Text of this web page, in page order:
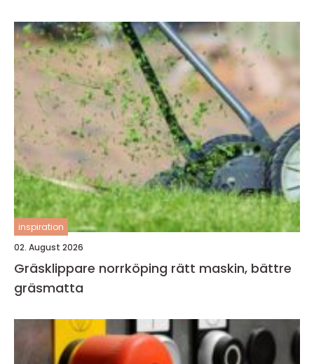
inspiration
02. August 2026
Gräsklippare norrköping rätt maskin, bättre
gräsmatta